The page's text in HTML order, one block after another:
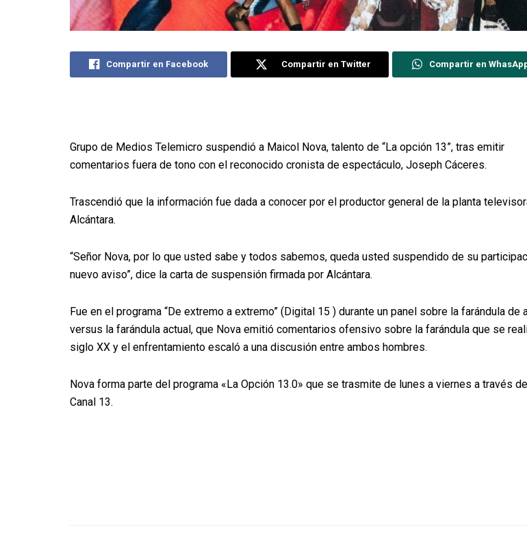
Compartir en Facebook Compartir en Twitter Compartir en
Grupo de Medios Telemicro suspendió a Maicol Nova, talento de “La opción 13”, tras emitir
comentarios fuera de tono con el reconocido cronista de espectáculo, Joseph Cáceres.
Trascendió que la información fue dada a conocer por el productor general de la planta
Alcántara.
“Señor Nova, por lo que usted sabe y todos sabemos, queda usted suspendido de su
nuevo aviso”, dice la carta de suspensión firmada por Alcántara.
Fue en el programa “De extremo a extremo” (Digital 15 ) durante un panel sobre la farándula de
versus la farándula actual, que Nova emitió comentarios ofensivo sobre la farándula que se
siglo XX y el enfrentamiento escaló a una discusión entre ambos hombres.
Nova forma parte del programa «La Opción 13.0» que se trasmite de lunes a viernes a través
Canal 13.